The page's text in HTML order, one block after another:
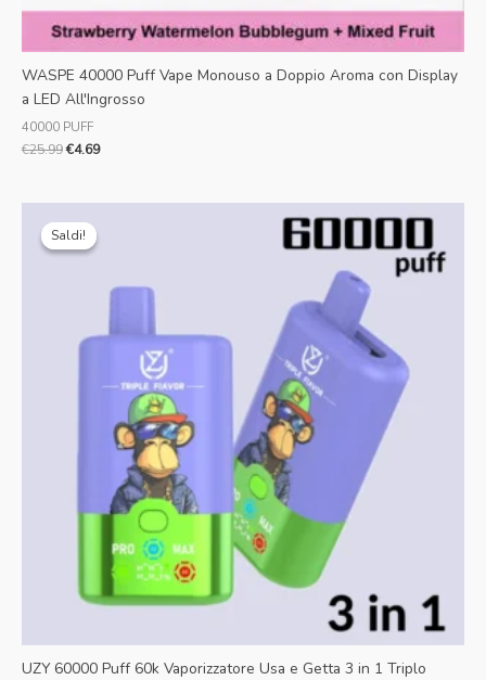
WASPE 40000 Puff Vape Monouso a Doppio Aroma con Display
a LED All'Ingrosso
40000 PUFF
€25.99€4.69
Saldi!
Saldi!
UZY 60000 Puff 60k Vaporizzatore Usa e Getta 3 in 1 Triplo
prezzo
originale